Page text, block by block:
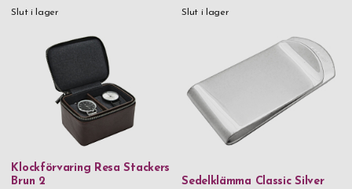
Slut i lager Slut i lager
Klockförvaring Resa Stackers
Brun 2
Sedelklämma Classic Silver